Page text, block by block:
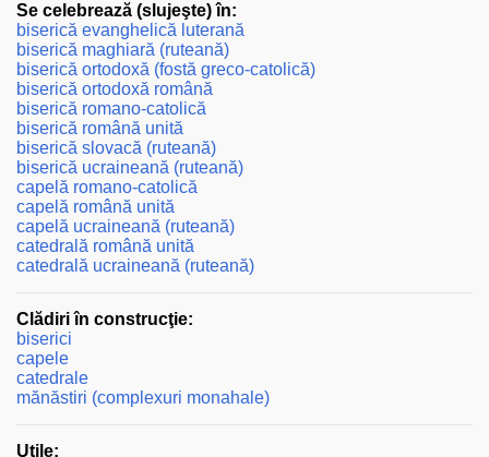
Se celebrează (slujeşte) în:
biserică evanghelică luterană
biserică maghiară (ruteană)
biserică ortodoxă (fostă greco-catolică)
biserică ortodoxă română
biserică romano-catolică
biserică română unită
biserică slovacă (ruteană)
biserică ucraineană (ruteană)
capelă romano-catolică
capelă română unită
capelă ucraineană (ruteană)
catedrală română unită
catedrală ucraineană (ruteană)
Clădiri în construcţie:
biserici
capele
catedrale
mănăstiri (complexuri monahale)
Utile: